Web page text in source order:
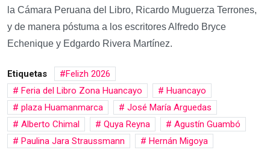
la Cámara Peruana del Libro, Ricardo Muguerza Terrones,
y de manera póstuma a los escritores Alfredo Bryce
Echenique y Edgardo Rivera Martínez.
Etiquetas
Felizh 2026
Feria del Libro Zona Huancayo
Huancayo
plaza Huamanmarca
José María Arguedas
Alberto Chimal
Quya Reyna
Agustín Guambó
Paulina Jara Straussmann
Hernán Migoya